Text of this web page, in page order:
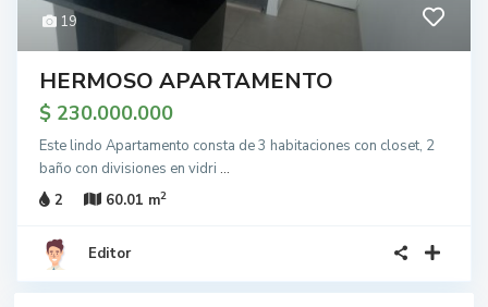
19
HERMOSO APARTAMENTO
$ 230.000.000
Este lindo Apartamento consta de 3 habitaciones con closet, 2
baño con divisiones en vidri ...
2
60.01 m2
Editor